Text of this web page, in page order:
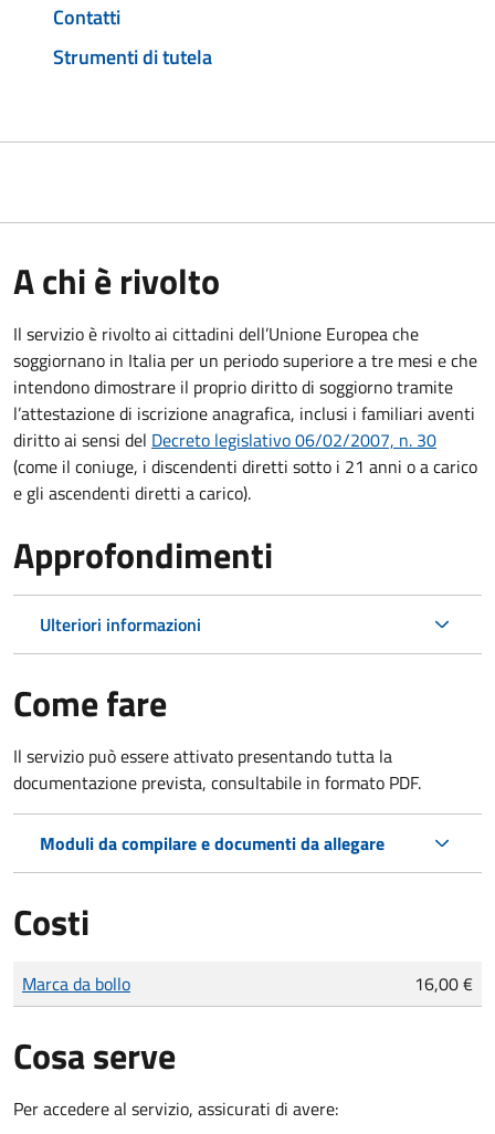
Contatti
Strumenti di tutela
A chi è rivolto
Il servizio è rivolto ai cittadini dell’Unione Europea che
soggiornano in Italia per un periodo superiore a tre mesi e che
intendono dimostrare il proprio diritto di soggiorno tramite
l’attestazione di iscrizione anagrafica, inclusi i familiari aventi
diritto ai sensi del Decreto legislativo 06/02/2007, n. 30
(come il coniuge, i discendenti diretti sotto i 21 anni o a carico
e gli ascendenti diretti a carico).
Approfondimenti
Ulteriori informazioni
Come fare
Il servizio può essere attivato presentando tutta la
documentazione prevista, consultabile in formato PDF.
Moduli da compilare e documenti da allegare
Costi
Tipo di pagamento
Importo
Marca da bollo 16,00 €
Cosa serve
Per accedere al servizio, assicurati di avere: